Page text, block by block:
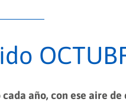
año, con ese aire